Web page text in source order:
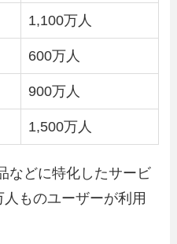
1,100万人
600万人
900万人
1,500万人
などに特化したサービ
ものユーザーが利用